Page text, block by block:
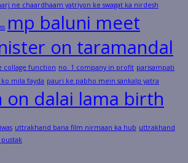
ne chaardhaam yatriyon ke swagat ka nirdesh
mp baluni meet
on taramandal
collage function no. 1 company in profit parisampati
mila fayda pauri ke pabho mein sankalp yatra
on dalai lama birth
uttrakhand bana film nirmaan ka hub uttrakhand